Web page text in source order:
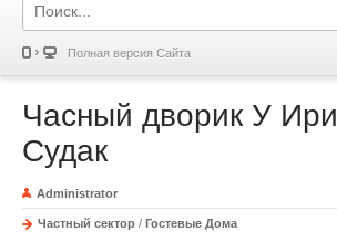
Полная версия Сайта
Часный дворик У
Судак
Administrator
Частный сектор / Гостевые Дома